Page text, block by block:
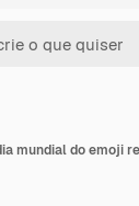
mundial do emoji